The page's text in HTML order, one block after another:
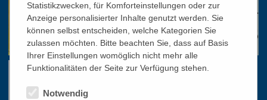
Statistikzwecken, für Komforteinstellungen oder zur
Anzeige personalisierter Inhalte genutzt werden. Sie
können selbst entscheiden, welche Kategorien Sie
zulassen möchten. Bitte beachten Sie, dass auf Basis
Ihrer Einstellungen womöglich nicht mehr alle
Funktionalitäten der Seite zur Verfügung stehen.
Notwendig